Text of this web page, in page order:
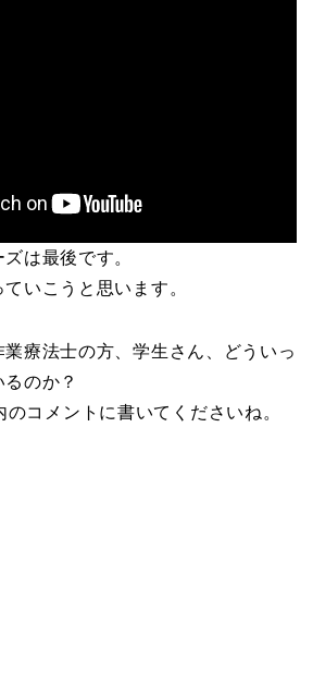
は最後です。
いこうと思います。
療法士の方、学生さん、どういっ
のか？
コメントに書いてくださいね。